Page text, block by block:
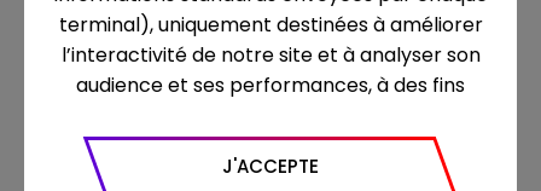
-
Sai
so
n 1
terminal), uniquement destinées à améliorer
l’interactivité de notre site et à analyser son
audience et ses performances, à des fins
Google Analytics pour générer des rapports
sur le trafic (nombre de visites, temps passé
J'ACCEPTE